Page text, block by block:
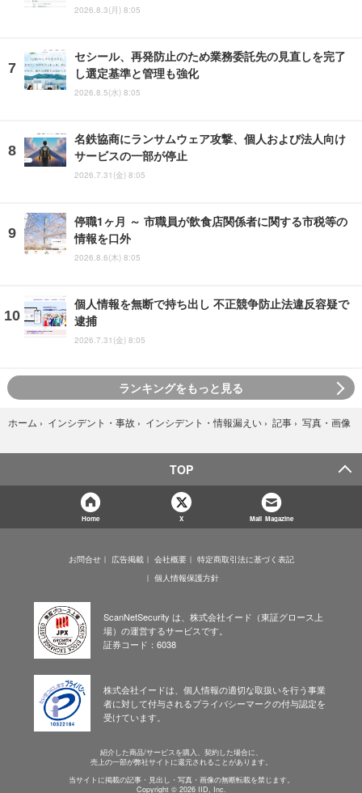
2026.8.3(月) 8:05
セシール、再発防止のため業務委託先の見直しを完了
し選定基準と管理も強化
2026.8.5(水) 8:05
名鉄協商にランサムウェア攻撃、個人および法人向け
サービスの一部が停止
2026.7.31(金) 8:05
停職1ヶ月 ～ 市職員が飲食店関係者に関する市税等の
情報を口外
2026.8.6(木) 8:05
個人情報を無断で持ち出し 不正競争防止法違反容疑で
逮捕
2026.7.31(金) 8:05
ランキングをもっと見る
ホーム › インシデント・事故 › インシデント・情報漏えい › 記事 › 写真・画像
TOP
Home X Mail Magazine
お問合せ 広告掲載 会社概要
特定商取引法に基づく表記
個人情報保護方針
ScanNetSecurity は、株式会社イード（東証グロース上
場）の運営するサービスです。
証券コード：6038
株式会社イードは、個人情報の適切な取扱いを行う事業
者に対して付与されるプライバシーマークの付与認定を
受けています。
紹介した商品/サービスを購入、契約した場合に、
売上の一部が弊社サイトに還元されることがあります。
当サイトに掲載の記事・見出し・写真・画像の無断転載を禁じます。
Copyright © 2026 IID, Inc.